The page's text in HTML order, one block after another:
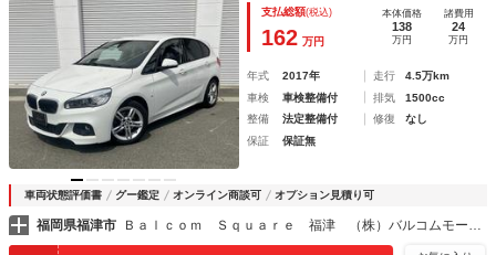
ミホイール リアコーナーセンサー 純正ナビ バックカメ
ラ アイドリングストップ
支払総額(税込)
162 万円
本体価格
138
万円
諸費用
24
万円
年式 2017年 走行
4.5万km
車検
車検整備付 排気
1500cc
整備
法定整備付 修復
なし
保証
保証無
車両状態評価書 グー鑑定 オンライン商談可 オプション見積り可
福岡県福津市 Ｂａｌｃｏｍ Ｓｑｕａｒｅ 福津 （株）バルコムモータース